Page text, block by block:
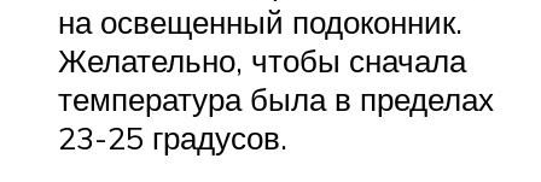
на освещенный подоконник.
Желательно, чтобы сначала
температура была в пределах
23-25 градусов.